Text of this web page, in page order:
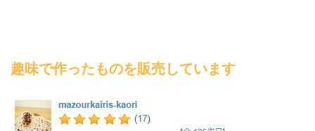
趣味で作ったものを販売しています